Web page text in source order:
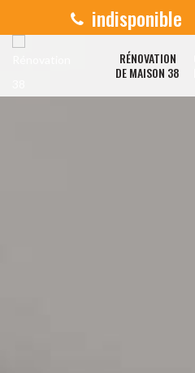
indisponible
RÉNOVATION
DE MAISON 38